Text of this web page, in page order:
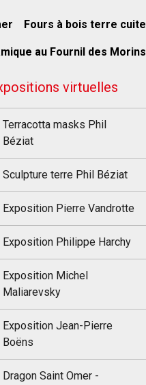
Fours à bois terre cuite
au Fournil des Morins
virtuelles
Terracotta masks Phil
Béziat
Sculpture terre Phil Béziat
Exposition Pierre Vandrotte
Exposition Philippe Harchy
Exposition Michel
Maliarevsky
Exposition Jean-Pierre
Boëns
Dragon Saint Omer -